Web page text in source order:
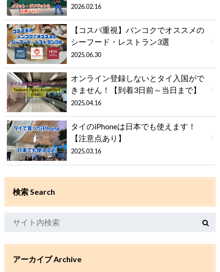
2026.02.16
【コスパ重視】バンコクでオススメの
シーフード・レストラン3選
2025.06.30
オンライン登録しないとタイ入国がで
きません！【到着3日前～当日まで】
2025.04.16
タイのiPhoneは日本でも使えます！
【注意点あり】
2025.03.16
検索 Search
アーカイブ Archive